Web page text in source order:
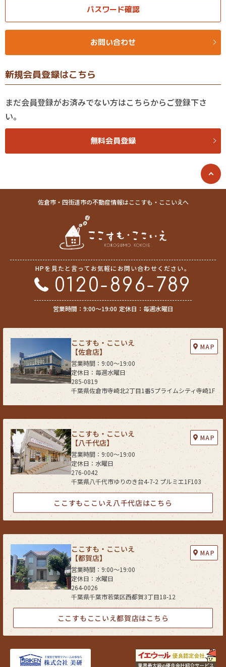
新規会員登録はこちら
まだ会員登録がお済みでない方はこちらからご登録下さ
い。
無料会員登録
パスワード確認
お問い合わせ
佐倉市・四街道市の不動産情報はここすも・ここいえへ
HPを見たと言ってお気軽にお問い合わせください。
0120-896-789
営業時間：9:00〜19:00 定休日：毎週水曜日
ここすも・ここいえ
【佐倉店】
285-0819
千葉県佐倉市寺崎北2丁目1番5プライムシティ寺崎1F
営業時間：9:00〜19:00
定休日：毎週水曜日
MAP
ここすも・ここいえ
【八千代店】
276-0042
千葉県八千代市ゆりのき台4-7-2 プルミエ1F103
営業時間：9:00〜19:00
定休日：水曜日
MAP
ここすもここいえ八千代店はこちら
ここすも・ここいえ
【都賀店】
264-0026
千葉県千葉市若葉区西都賀3丁目18-12
営業時間：9:00〜19:00
定休日：水曜日
MAP
ここすもここいえ都賀店はこちら